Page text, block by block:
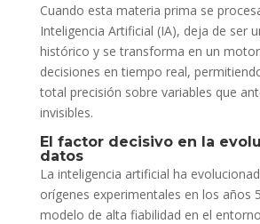
Cuando esta materia prima se
Inteligencia Artificial (IA), deja de ser
histórico y se transforma en un
decisiones en tiempo real,
total precisión sobre variables que
invisibles.
El factor decisivo en la
datos
La inteligencia artificial ha
orígenes experimentales en los años
modelo de alta fiabilidad en el